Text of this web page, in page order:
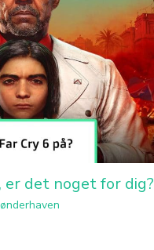
er det noget for dig?